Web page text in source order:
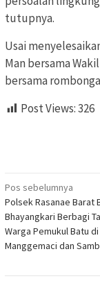
tutupnya.
Usai
Man bersama
bersama
Post Views:326
Navigasi
pos
Pos sebelumnya
Polsek Rasanae Barat
Bhayangkari Berbagi
Warga Pemukul Batu
Manggemaci dan